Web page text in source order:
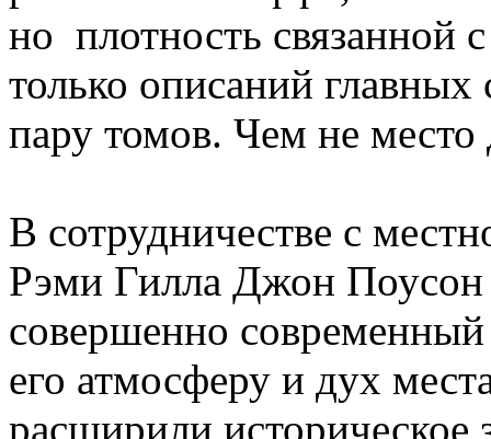
но плотность связанной
только описаний
пару томов. Чем не место
В сотрудничестве с
Рэми Гилла Джон Поусон
совершенно
его атмосферу и дух
расширили историческое